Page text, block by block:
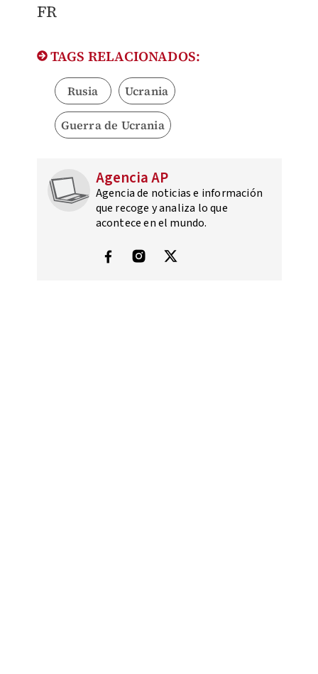
FR
TAGS RELACIONADOS:
Rusia Ucrania
Guerra de Ucrania
Agencia AP
Agencia de noticias e información
que recoge y analiza lo que
acontece en el mundo.